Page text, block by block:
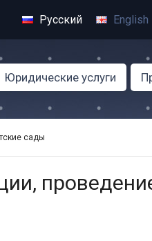
Русский English
Юридические услуги
сады